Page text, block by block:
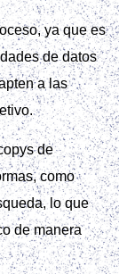
ya que es
de datos
a las
de
como
lo que
de manera